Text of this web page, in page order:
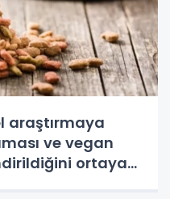
araştırmaya
ve vegan
ortaya